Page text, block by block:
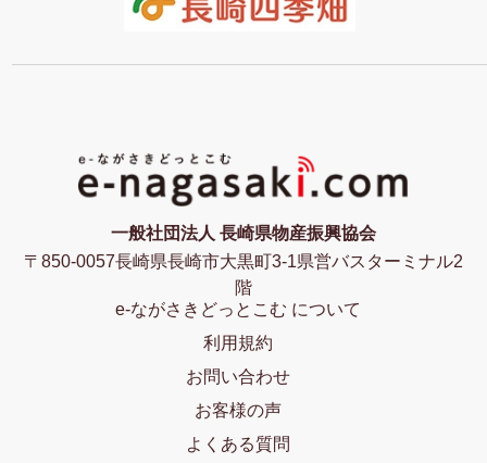
一般社団法人 長崎県物産振興協会
〒850-0057長崎県長崎市大黒町3-1県営バスターミナル2
階
e-ながさきどっとこむ について
利用規約
お問い合わせ
お客様の声
よくある質問